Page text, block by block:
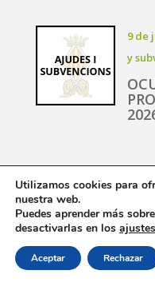
9 de
y
2
Utilizamos cookies para
nuestra web.
Puedes aprender más
desactivarlas en los ajustes
Aceptar Rechazar